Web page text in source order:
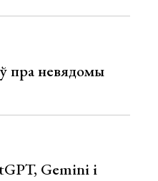
пра невядомы
Gemini і